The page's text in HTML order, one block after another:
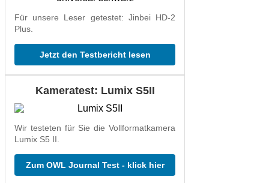
Für unsere Leser getestet: Jinbei HD-2
Plus.
Jetzt den Testbericht lesen
Kameratest: Lumix S5II
Wir testeten für Sie die Vollformatkamera
Lumix S5 II.
Zum OWL Journal Test - klick hier